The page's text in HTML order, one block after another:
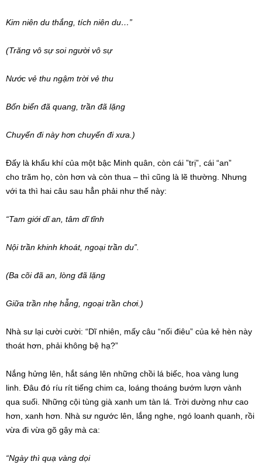
Kim niên du thắng, tích niên du…”
(Trăng vô sự soi người vô sự
Nước vẻ thu ngậm trời vẻ thu
Bốn biển đã quang, trần đã lặng
Chuyến đi này hơn chuyến đi xưa.)
Đấy là khẩu khí của một bậc Minh quân, còn cái ”trị”, cái “an”
cho trăm họ, còn hơn và còn thua – thì cũng là lẽ thường. Nhưng
với ta thì hai câu sau hẳn phải như thế này:
“Tam giới dĩ an, tâm dĩ tĩnh
Nội trần khinh khoát, ngoại trần du”.
(Ba cõiđã an, lòng đã lặng
Giữa trần nhẹ hẫng, ngoại trần chơi.)
Nhà sư lại cười cười: “Dĩ nhiên, mấy câu “nối điêu” của kẻ hèn này
thoát hơn, phải không bệ hạ?”
Nắng hửng lên, hắt sáng lên những chồi lá biếc, hoa vàng lung
linh. Đâu đó ríu rít tiếng chim ca, loáng thoáng bướm lượn vành
qua suối. Những cội tùng già xanh um tàn lá. Trời dường như cao
hơn, xanh hơn. Nhà sư ngước lên, lắng nghe, ngó loanh quanh, rồi
vừa đi vừa gõ gậy mà ca:
“Ngày thì quạ vàng dọi